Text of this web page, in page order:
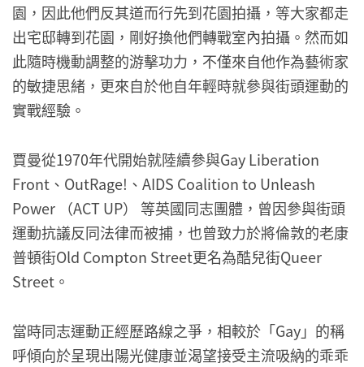
園，因此他們反其道而行先到花園拍攝，等大家都走
出宅邸轉到花園，剛好換他們轉戰室內拍攝。然而如
此隨時機動調整的游擊功力，不僅來自他作為藝術家
的敏捷思緒，更來自於他自年輕時就參與街頭運動的
實戰經驗。
賈曼從1970年代開始就陸續參與Gay Liberation
Front、OutRage!、AIDS Coalition to Unleash
Power （ACT UP） 等英國同志團體，曾因參與街頭
運動抗議反同法律而被捕，也曾致力於將倫敦的老康
普頓街Old Compton Street更名為酷兒街Queer
Street。
當時同志運動正經歷路線之爭，相較於「Gay」的稱
呼傾向於呈現出陽光健康並渴望接受主流吸納的乖乖